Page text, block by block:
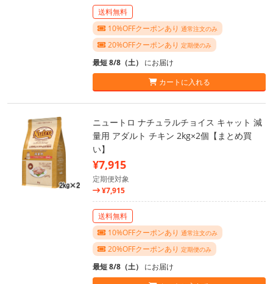
送料無料
10%OFFクーポンあり 通常注文のみ
20%OFFクーポンあり 定期便のみ
最短 8/8（土） にお届け
カートに入れる
ニュートロ ナチュラルチョイス キャット 減
量用 アダルト チキン 2kg×2個【まとめ買
い】
¥7,915
定期便対象
¥7,915
送料無料
10%OFFクーポンあり 通常注文のみ
20%OFFクーポンあり 定期便のみ
最短 8/8（土） にお届け